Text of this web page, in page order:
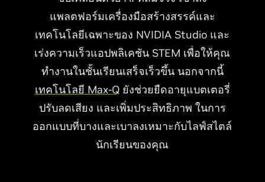
แพลตฟอร์มเครื่องมือสร้างสรรค์และ
เทคโนโลยีเฉพาะของ NVIDIA Studio และ
เร่งความเร็วแอปพลิเคชัน STEM เพื่อให้คุณ
ทำงานในชั้นเรียนเสร็จเร็วขึ้น นอกจากนี้
เทคโนโลยี Max-Qยังช่วยยืดอายุแบตเตอรี่
ปรับลดเสียง และเพิ่มประสิทธิภาพ ในการ
ออกแบบที่บางและเบาลงเหมาะกับไลฟ์สไตล์
นักเรียนของคุณ